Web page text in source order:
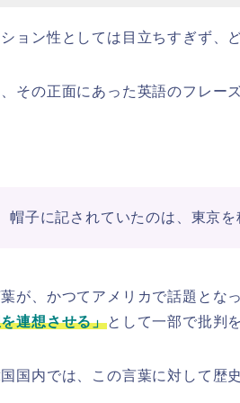
ョン性としては目立ちすぎず、
、その正面にあった英語のフレー
帽子に記されていたのは、東京
が、かつてアメリカで話題とな
連想させる」として一部で批判
国内では、この言葉に対して歴